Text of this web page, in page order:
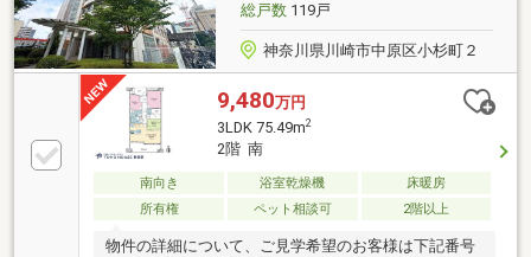
総戸数119戸
神奈川県川崎市中原区小杉町２
9,480万円
3LDK 75.49m2
2階 南
南向き 浴室乾燥機
床暖房
所有権
ペット相談可 2階以上
物件の詳細について、ご見学希望のお客様は下記番号